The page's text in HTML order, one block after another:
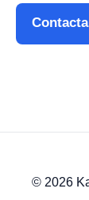
© 2026